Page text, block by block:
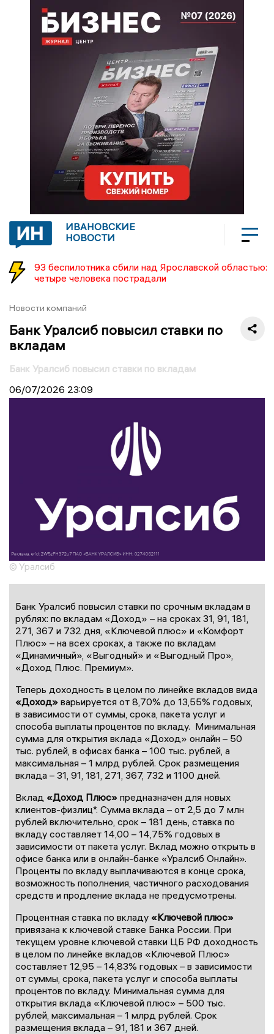
ИВАНОВСКИЕ
НОВОСТИ
93 беспилотника сбили над Ярославской областью:
четыре человека пострадали
Новости компаний
Банк Уралсиб повысил ставки по
вкладам
Банк Уралсиб повысил ставки по вкладам
06/07/2026 23:09
© Уралсиб
Банк Уралсиб повысил ставки по срочным вкладам в
рублях: по вкладам «Доход» – на сроках 31, 91, 181,
271, 367 и 732 дня, «Ключевой плюс» и «Комфорт
Плюс» – на всех сроках, а также по вкладам
«Динамичный», «Выгодный» и «Выгодный Про»,
«Доход Плюс. Премиум».
Теперь доходность в целом по линейке вкладов вида
«Доход» варьируется от 8,70% до 13,55% годовых,
в зависимости от суммы, срока, пакета услуг и
способа выплаты процентов по вкладу. Минимальная
сумма для открытия вклада «Доход» онлайн – 50
тыс. рублей, в офисах банка – 100 тыс. рублей, а
максимальная – 1 млрд рублей. Срок размещения
вклада – 31, 91, 181, 271, 367, 732 и 1100 дней.
Вклад «Доход Плюс» предназначен для новых
клиентов-физлиц*. Сумма вклада – от 2,5 до 7 млн
рублей включительно, срок – 181 день, ставка по
вкладу составляет 14,00 – 14,75% годовых в
зависимости от пакета услуг. Вклад можно открыть в
офисе банка или в онлайн-банке «Уралсиб Онлайн».
Проценты по вкладу выплачиваются в конце срока,
возможность пополнения, частичного расходования
средств и продление вклада не предусмотрены.
Процентная ставка по вкладу «Ключевой плюс»
привязана к ключевой ставке Банка России. При
текущем уровне ключевой ставки ЦБ РФ доходность
в целом по линейке вкладов «Ключевой Плюс»
составляет 12,95 – 14,83% годовых – в зависимости
от суммы, срока, пакета услуг и способа выплаты
процентов по вкладу. Минимальная сумма для
открытия вклада «Ключевой плюс» – 500 тыс.
рублей, максимальная – 1 млрд рублей. Срок
размещения вклада – 91, 181 и 367 дней.